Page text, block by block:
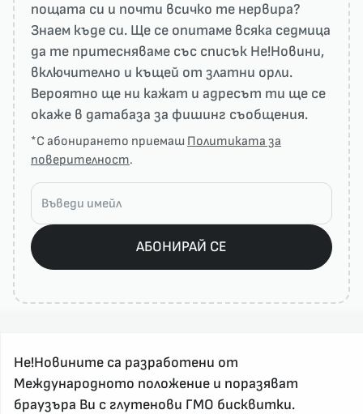
пощата си и почти всичко те нервира?
Знаем къде си. Ще се опитаме всяка седмица
да те притесняваме със списък He!Новини,
включително и къщей от златни орли.
Вероятно ще ни кажат и адресът ти ще се
окаже в датабаза за фишинг съобщения.
*С абонирането приемаш Политиката за
поверителност.
АБОНИРАЙ СЕ
Не!Новините са разработени от
Международното положение и поразяват
браузъра Ви с глутенови ГМО бисквитки.